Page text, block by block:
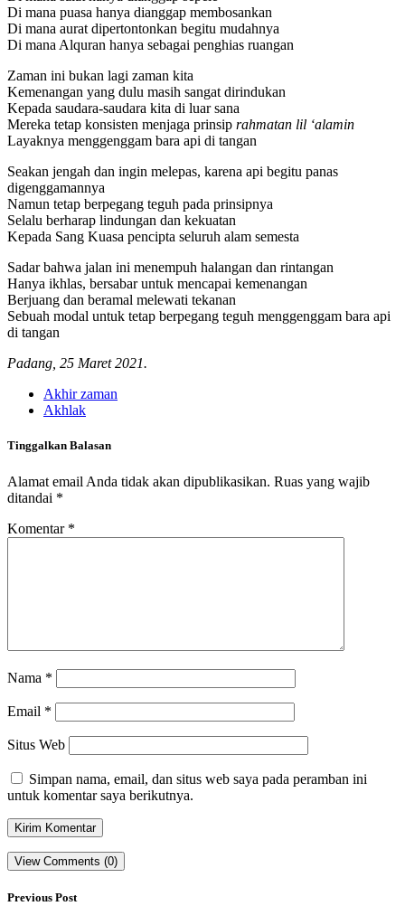
Di mana puasa hanya dianggap membosankan
Di mana aurat dipertontonkan begitu mudahnya
Di mana Alquran hanya sebagai penghias ruangan
Zaman ini bukan lagi zaman kita
Kemenangan yang dulu masih sangat dirindukan
Kepada saudara-saudara kita di luar sana
Mereka tetap konsisten menjaga prinsip rahmatan lil ‘alamin
Layaknya menggenggam bara api di tangan
Seakan jengah dan ingin melepas, karena api begitu panas
digenggamannya
Namun tetap berpegang teguh pada prinsipnya
Selalu berharap lindungan dan kekuatan
Kepada Sang Kuasa pencipta seluruh alam semesta
Sadar bahwa jalan ini menempuh halangan dan rintangan
Hanya ikhlas, bersabar untuk mencapai kemenangan
Berjuang dan beramal melewati tekanan
Sebuah modal untuk tetap berpegang teguh menggenggam bara api
di tangan
Padang, 25 Maret 2021.
Akhir zaman
Akhlak
Tinggalkan Balasan
Alamat email Anda tidak akan dipublikasikan. Ruas yang wajib
ditandai *
Komentar *
Nama *
Email *
Situs Web
Simpan nama, email, dan situs web saya pada peramban ini
untuk komentar saya berikutnya.
View Comments (0)
Previous Post